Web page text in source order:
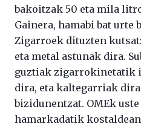
bakoitzak 50 eta mila
Gainera, hamabi bat urte
Zigarroek dituzten
eta metal astunak dira.
guztiak zigarrokinetatik
dira, eta kaltegarriak
bizidunentzat. OMEk uste
hamarkadatik